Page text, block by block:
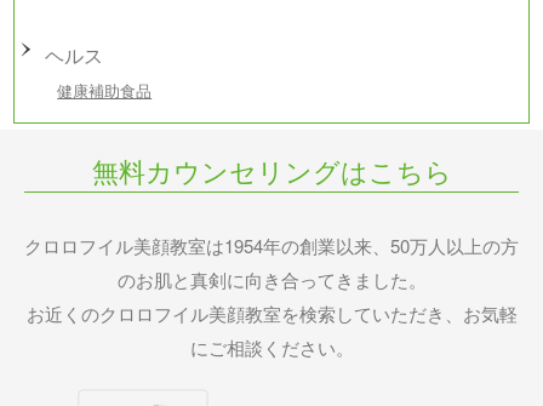
ヘルス
健康補助食品
無料カウンセリングはこちら
クロロフイル美顔教室は1954年の創業以来、50万人以上の方
のお肌と真剣に向き合ってきました。
お近くのクロロフイル美顔教室を検索していただき、お気軽
にご相談ください。